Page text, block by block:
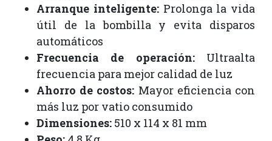
Arranque inteligente:Prolonga la vida
útil de la bombilla y evita disparos
automáticos
Frecuencia de operación:Ultraalta
frecuencia para mejor calidad de luz
Ahorro de costos: Mayor eficiencia con
más luz por vatio consumido
Dimensiones: 510 x 114 x 81 mm